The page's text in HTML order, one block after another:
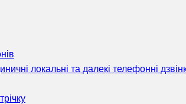
локальні та далекі телефонні